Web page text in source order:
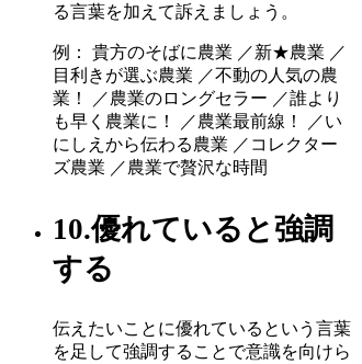
る言葉を加えて訴えましょう。
例： 貴方のそばに農業 ／新★農業 ／
目利きが選ぶ農業 ／不動の人気の農
業！ ／農業のロングセラー ／誰より
も早く農業に！ ／農業最前線！ ／い
にしえから伝わる農業 ／コレクター
ズ農業 ／農業で贅沢な時間
10.優れていると強調
する
伝えたいことに優れているという言葉
を足して強調することで意識を向けら